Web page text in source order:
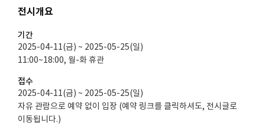
전시개요
기간
2025-04-11(금) ~ 2025-05-25(일)
11:00~18:00, 월-화 휴관
접수
2025-04-11(금) ~ 2025-05-25(일)
자유 관람으로 예약 없이 입장 (예약 링크를 클릭하셔도, 전시글로
이동됩니다.)